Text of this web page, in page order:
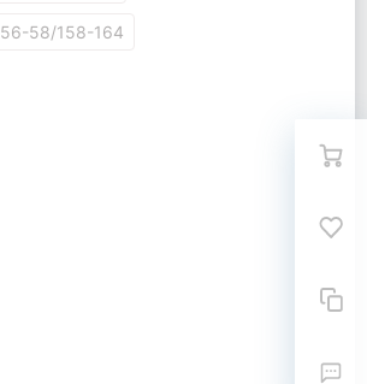
58/158-164